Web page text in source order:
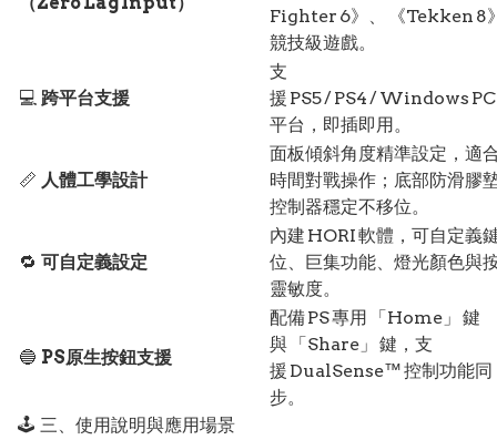
Fighter 6》、 《Tekken 8
競技級遊戲。
💻 跨平台支援
支
援 PS5 / PS4 / Windows PC
平台，即插即用。
📏 人體工學設計
面板傾斜角度精準設定，適
時間對戰操作；底部防滑膠
控制器穩定不移位。
🔁 可自定義設定
內建 HORI 軟體，可自定義
位、巨集功能、燈光顏色與
靈敏度。
🔵 PS原生按鈕支援
配備 PS 專用 「Home」 鍵
與 「Share」 鍵，支
援 DualSense™ 控制功能同
步。
🕹️ 三、使用說明與應用場景